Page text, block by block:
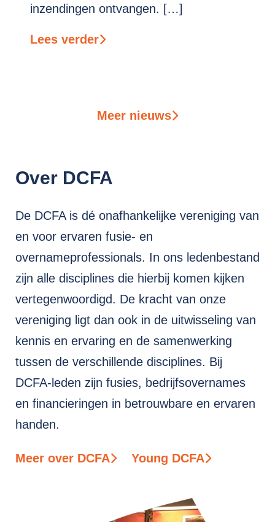
inzendingen ontvangen. […]
Lees verder
Meer nieuws
Over DCFA
De DCFA is dé onafhankelijke vereniging van
en voor ervaren fusie- en
overnameprofessionals. In ons ledenbestand
zijn alle disciplines die hierbij komen kijken
vertegenwoordigd. De kracht van onze
vereniging ligt dan ook in de uitwisseling van
kennis en ervaring en de samenwerking
tussen de verschillende disciplines. Bij
DCFA-leden zijn fusies, bedrijfsovernames
en financieringen in betrouwbare en ervaren
handen.
Meer over DCFA Young DCFA